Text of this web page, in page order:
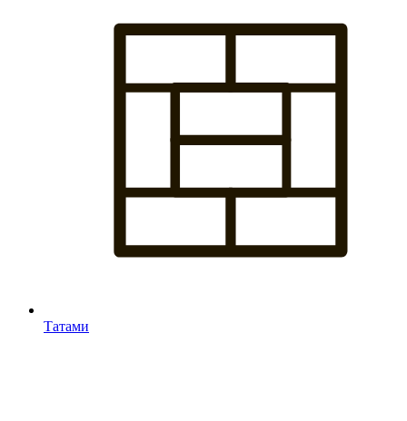
Татами